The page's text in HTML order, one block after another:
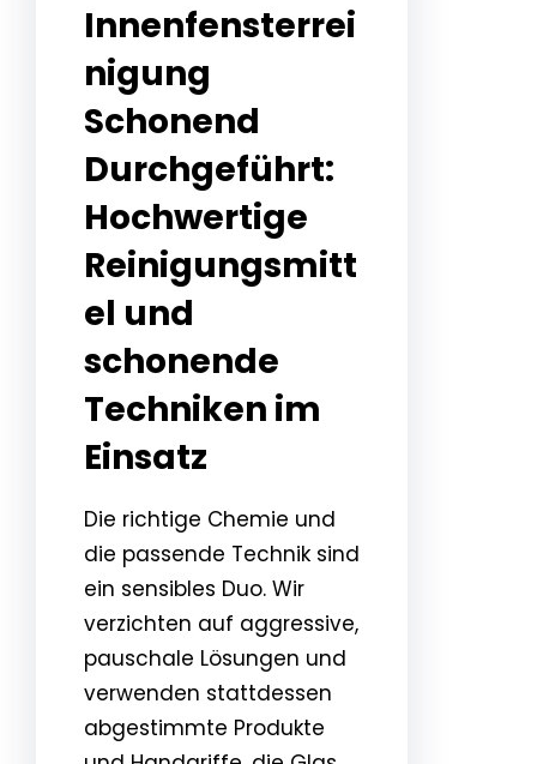
Innenfensterrei
nigung
Schonend
Durchgeführt:
Hochwertige
Reinigungsmitt
el und
schonende
Techniken im
Einsatz
Die richtige Chemie und
die passende Technik sind
ein sensibles Duo. Wir
verzichten auf aggressive,
pauschale Lösungen und
verwenden stattdessen
abgestimmte Produkte